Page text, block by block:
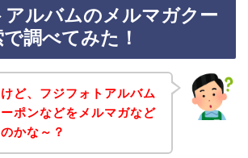
アルバムのメルマガクー
調べてみた！
ど、フジフォトアルバム
ポンなどをメルマガなど
かな～？